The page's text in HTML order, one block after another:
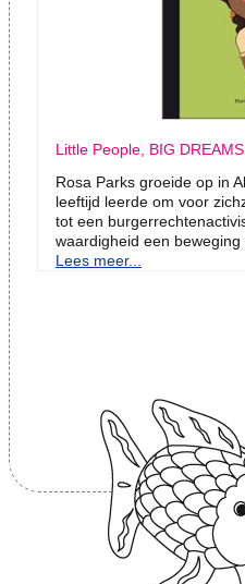
Little People, BIG
Rosa Parks groeide op in
leeftijd leerde om voor
tot een
waardigheid een beweging
Lees meer...